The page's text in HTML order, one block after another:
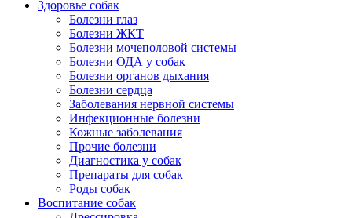
Здоровье собак
Болезни глаз
Болезни ЖКТ
Болезни мочеполовой системы
Болезни ОДА у собак
Болезни органов дыхания
Болезни сердца
Заболевания нервной системы
Инфекционные болезни
Кожные заболевания
Прочие болезни
Диагностика у собак
Препараты для собак
Роды собак
Воспитание собак